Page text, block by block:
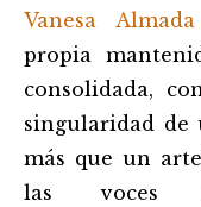
Vanesa
propia
consolidada,
singularidad de
más que un
las voces
de
entradas